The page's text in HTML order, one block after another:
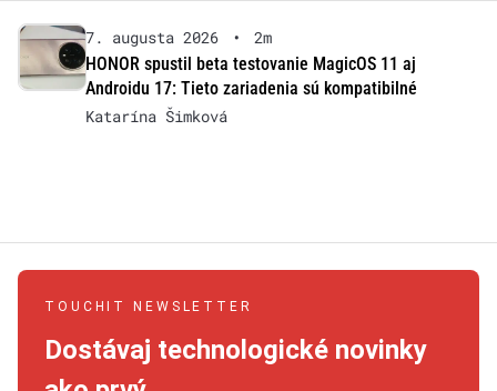
7. augusta 2026 •
2m
HONOR spustil beta testovanie MagicOS 11 aj
Androidu 17: Tieto zariadenia sú kompatibilné
Katarína Šimková
TOUCHIT NEWSLETTER
Dostávaj technologické novinky